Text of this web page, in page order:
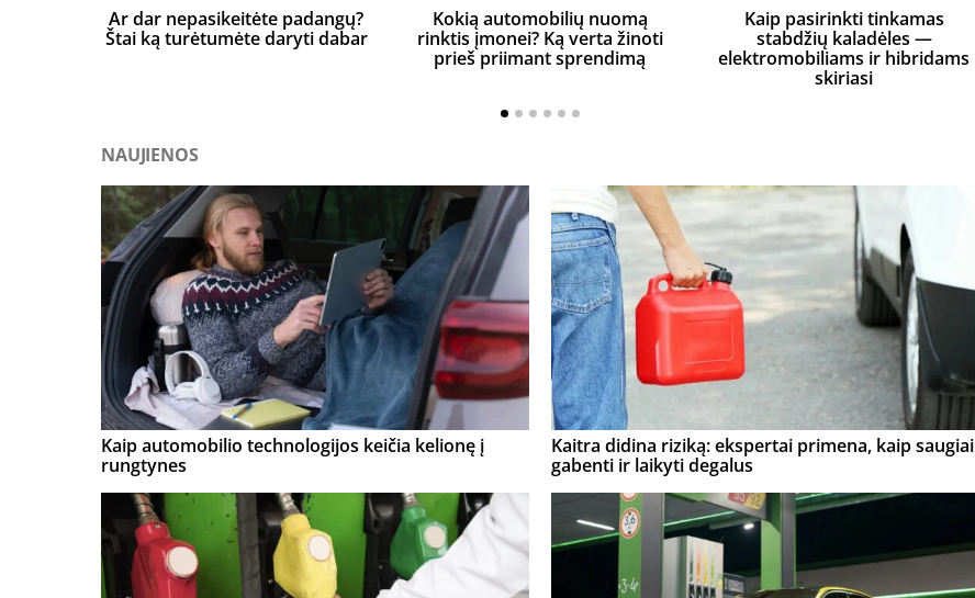
Ar dar nepasikeitėte padangų?
Štai ką turėtumėte daryti dabar
Kokią automobilių nuomą
rinktis įmonei? Ką verta žinoti
prieš priimant sprendimą
Kaip pasirinkti tinkamas
stabdžių kaladėles —
elektromobiliams ir hibridams
skiriasi
NAUJIENOS
Kaip automobilio technologijos keičia kelionę į
rungtynes
Kaitra didina riziką: ekspertai primena, kaip saugiai
gabenti ir laikyti degalus